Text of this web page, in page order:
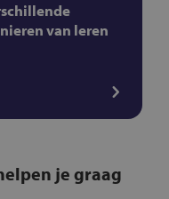
van leren
je graag